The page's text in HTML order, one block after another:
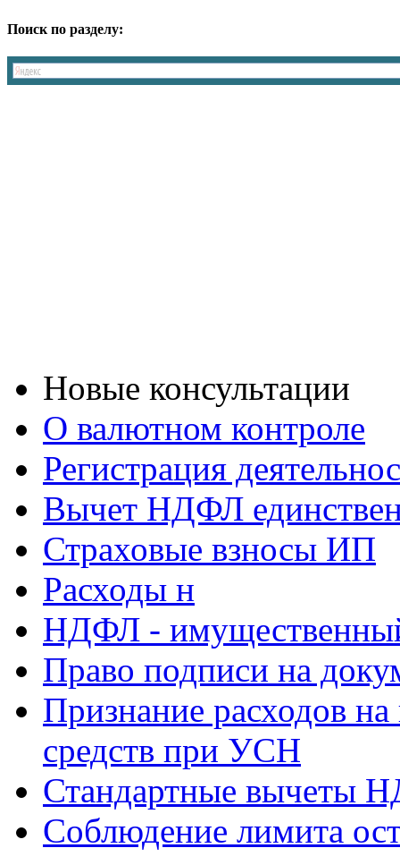
Поиск по разделу:
Новые консультации
О валютном контроле
Регистрация
Вычет НДФЛ
Страховые взносы ИП
Расходы н
НДФЛ -
Право подписи на
Признание расходов
средств при УСН
Стандартные вычеты
Соблюдение лимита